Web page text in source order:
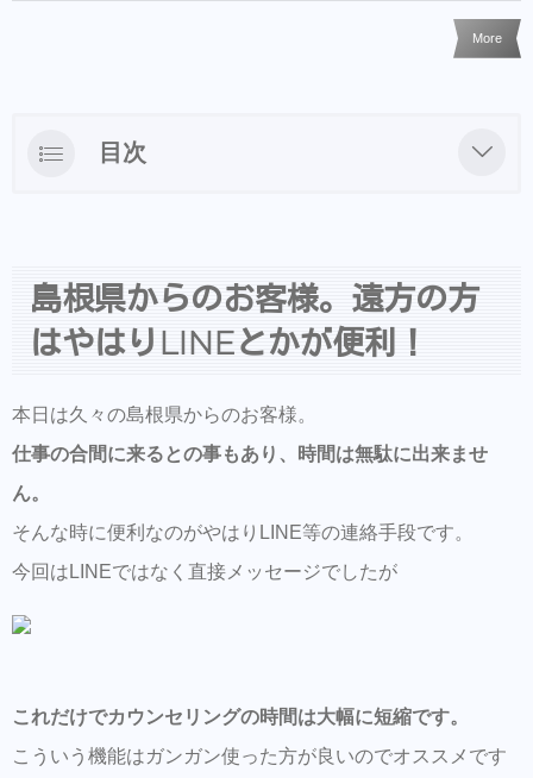
More
目次
島根県からのお客様。遠方の方
はやはりLINEとかが便利！
本日は久々の島根県からのお客様。
仕事の合間に来るとの事もあり、時間は無駄に出来ませ
ん。
そんな時に便利なのがやはりLINE等の連絡手段です。
今回はLINEではなく直接メッセージでしたが
これだけでカウンセリングの時間は大幅に短縮です。
こういう機能はガンガン使った方が良いのでオススメです